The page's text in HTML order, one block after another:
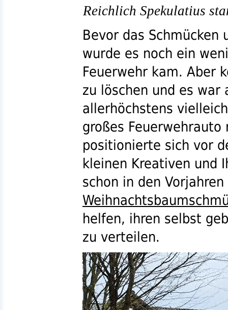
Reichlich Spekulatius
Bevor das Schmücken
wurde es noch ein
Feuerwehr kam. Aber
zu löschen und es war
allerhöchstens
großes
positionierte sich vor
kleinen Kreativen und
schon in den Vorjahren
helfen, ihren selbst
zu verteilen.